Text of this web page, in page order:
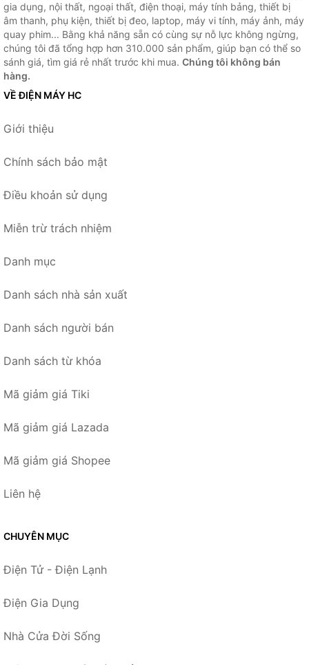
gia dụng, nội thất, ngoại thất, điện thoại, máy tính bảng, thiết bị
âm thanh, phụ kiện, thiết bị đeo, laptop, máy vi tính, máy ảnh, máy
quay phim... Bằng khả năng sẵn có cùng sự nỗ lực không ngừng,
chúng tôi đã tổng hợp hơn 310.000 sản phẩm, giúp bạn có thể so
sánh giá, tìm giá rẻ nhất trước khi mua. Chúng tôi không bán
hàng.
VỀ ĐIỆN MÁY HC
Giới thiệu
Chính sách bảo mật
Điều khoản sử dụng
Miễn trừ trách nhiệm
Danh mục
Danh sách nhà sản xuất
Danh sách người bán
Danh sách từ khóa
Mã giảm giá Tiki
Mã giảm giá Lazada
Mã giảm giá Shopee
Liên hệ
CHUYÊN MỤC
Điện Tử - Điện Lạnh
Điện Gia Dụng
Nhà Cửa Đời Sống